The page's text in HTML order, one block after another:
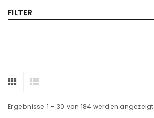
FILTER
Ergebnisse 1 – 30 von 184 werden angezeigt